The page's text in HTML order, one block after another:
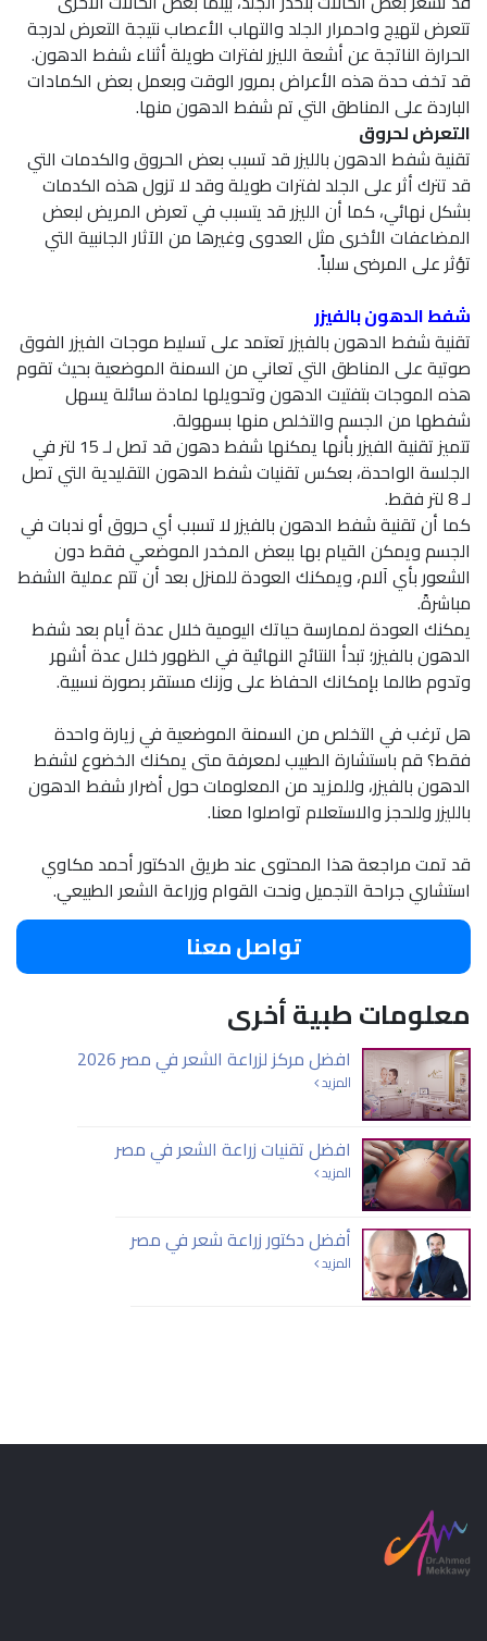
تتعرض لتهيج واحمرار الجلد والتهاب الأعصاب نتيجة التعرض لدرجة
الحرارة الناتجة عن أشعة الليزر لفترات طويلة أثناء شفط الدهون.
قد تخف حدة هذه الأعراض بمرور الوقت وبعمل بعض الكمادات
الباردة على المناطق التي تم شفط الدهون منها.
التعرض لحروق
تقنية شفط الدهون بالليزر قد تسبب بعض الحروق والكدمات التي
قد تترك أثر على الجلد لفترات طويلة وقد لا تزول هذه الكدمات
بشكل نهائي، كما أن الليزر قد يتسبب في تعرض المريض لبعض
المضاعفات الأخرى مثل العدوى وغيرها من الآثار الجانبية التي
تؤثر على المرضى سلباً.
شفط الدهون بالفيزر
تقنية شفط الدهون بالفيزر تعتمد على تسليط موجات الفيزر الفوق
صوتية على المناطق التي تعاني من السمنة الموضعية بحيث تقوم
هذه الموجات بتفتيت الدهون وتحويلها لمادة سائلة يسهل
شفطها من الجسم والتخلص منها بسهولة.
تتميز تقنية الفيزر بأنها يمكنها شفط دهون قد تصل لـ 15 لتر في
الجلسة الواحدة، بعكس تقنيات شفط الدهون التقليدية التي تصل
لـ 8 لتر فقط.
كما أن تقنية شفط الدهون بالفيزر لا تسبب أي حروق أو ندبات في
الجسم ويمكن القيام بها ببعض المخدر الموضعي فقط دون
الشعور بأي آلام، ويمكنك العودة للمنزل بعد أن تتم عملية الشفط
مباشرةً.
يمكنك العودة لممارسة حياتك اليومية خلال عدة أيام بعد شفط
الدهون بالفيزر؛ تبدأ النتائج النهائية في الظهور خلال عدة أشهر
وتدوم طالما بإمكانك الحفاظ على وزنك مستقر بصورة نسبية.
هل ترغب في التخلص من السمنة الموضعية في زيارة واحدة
فقط؟ قم باستشارة الطبيب لمعرفة متى يمكنك الخضوع لشفط
الدهون بالفيزر، وللمزيد من المعلومات حول أضرار شفط الدهون
بالليزر وللحجز والاستعلام تواصلوا معنا.
قد تمت مراجعة هذا المحتوى عند طريق الدكتور أحمد مكاوي
استشاري جراحة التجميل ونحت القوام وزراعة الشعر الطبيعي.
تواصل معنا
معلومات طبية أخرى
افضل مركز لزراعة الشعر في مصر 2026
المزيد
افضل تقنيات زراعة الشعر في مصر
المزيد
أفضل دكتور زراعة شعر في مصر
المزيد